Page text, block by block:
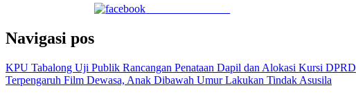
Navigasi pos
KPU Tabalong Uji Publik Rancangan Penataan Dapil dan Alokasi Kursi DPRD
Terpengaruh Film Dewasa, Anak Dibawah Umur Lakukan Tindak Asusila